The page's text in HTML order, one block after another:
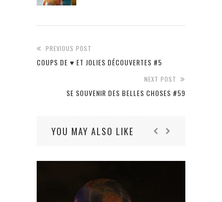
PREVIOUS POST
COUPS DE ♥ ET JOLIES DÉCOUVERTES #5
NEXT POST
SE SOUVENIR DES BELLES CHOSES #59
YOU MAY ALSO LIKE